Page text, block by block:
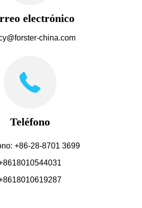
electrónico
china.com
Teléfono
+86-28-8701 3699